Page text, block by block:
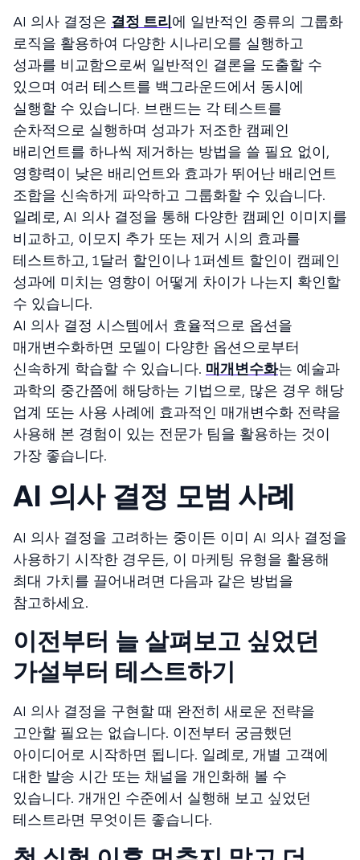
AI 의사 결정은 결정 트리에 일반적인 종류의 그룹화
로직을 활용하여 다양한 시나리오를 실행하고
성과를 비교함으로써 일반적인 결론을 도출할 수
있으며 여러 테스트를 백그라운드에서 동시에
실행할 수 있습니다. 브랜드는 각 테스트를
순차적으로 실행하며 성과가 저조한 캠페인
배리언트를 하나씩 제거하는 방법을 쓸 필요 없이,
영향력이 낮은 배리언트와 효과가 뛰어난 배리언트
조합을 신속하게 파악하고 그룹화할 수 있습니다.
일례로, AI 의사 결정을 통해 다양한 캠페인 이미지를
비교하고, 이모지 추가 또는 제거 시의 효과를
테스트하고, 1달러 할인이나 1퍼센트 할인이 캠페인
성과에 미치는 영향이 어떻게 차이가 나는지 확인할
수 있습니다.
AI 의사 결정 시스템에서 효율적으로 옵션을
매개변수화하면 모델이 다양한 옵션으로부터
신속하게 학습할 수 있습니다. 매개변수화는 예술과
과학의 중간쯤에 해당하는 기법으로, 많은 경우 해당
업계 또는 사용 사례에 효과적인 매개변수화 전략을
사용해 본 경험이 있는 전문가 팀을 활용하는 것이
가장 좋습니다.
AI 의사 결정 모범 사례
AI 의사 결정을 고려하는 중이든 이미 AI 의사 결정을
사용하기 시작한 경우든, 이 마케팅 유형을 활용해
최대 가치를 끌어내려면 다음과 같은 방법을
참고하세요.
이전부터 늘 살펴보고 싶었던
가설부터 테스트하기
AI 의사 결정을 구현할 때 완전히 새로운 전략을
고안할 필요는 없습니다. 이전부터 궁금했던
아이디어로 시작하면 됩니다. 일례로, 개별 고객에
대한 발송 시간 또는 채널을 개인화해 볼 수
있습니다. 개개인 수준에서 실행해 보고 싶었던
테스트라면 무엇이든 좋습니다.